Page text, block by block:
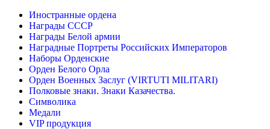
Иностранные ордена
Награды СССР
Награды Белой армии
Наградные Портреты Российских Императоров
Наборы Орденские
Орден Белого Орла
Орден Военных Заслуг (VIRTUTI MILITARI)
Полковые знаки. Знаки Казачества.
Символика
Медали
VIP продукция